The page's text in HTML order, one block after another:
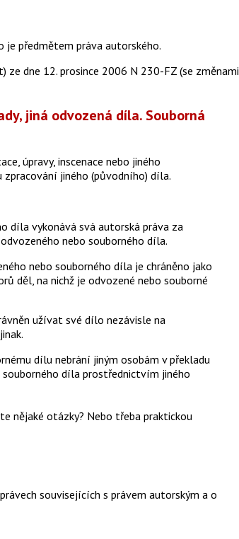
je předmětem práva autorského.
ze dne 12. prosince 2006 N 230-FZ (se změnami
jiná odvozená díla. Souborná
úpravy, inscenace nebo jiného
zpracování jiného (původního) díla.
díla vykonává svá autorská práva za
nebo souborného díla.
nebo souborného díla je chráněno jako
děl, na nichž je odvozené nebo souborné
užívat své dílo nezávisle na
dílu nebrání jiným osobám v překladu
díla prostřednictvím jiného
nějaké otázky? Nebo třeba praktickou
souvisejících s právem autorským a o